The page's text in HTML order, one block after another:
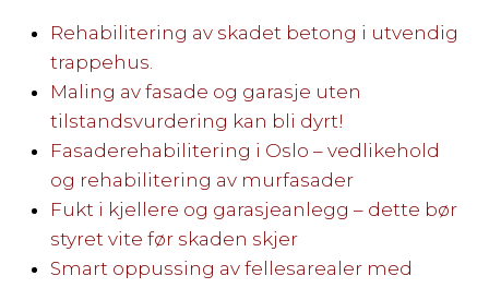
Rehabilitering av skadet betong i utvendig
trappehus.
Maling av fasade og garasje uten
tilstandsvurdering kan bli dyrt!
Fasaderehabilitering i Oslo – vedlikehold
og rehabilitering av murfasader
Fukt i kjellere og garasjeanlegg – dette bør
styret vite før skaden skjer
Smart oppussing av fellesarealer med